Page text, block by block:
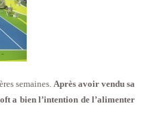
semaines. Après avoir vendu sa
a bien l’intention de l’alimenter